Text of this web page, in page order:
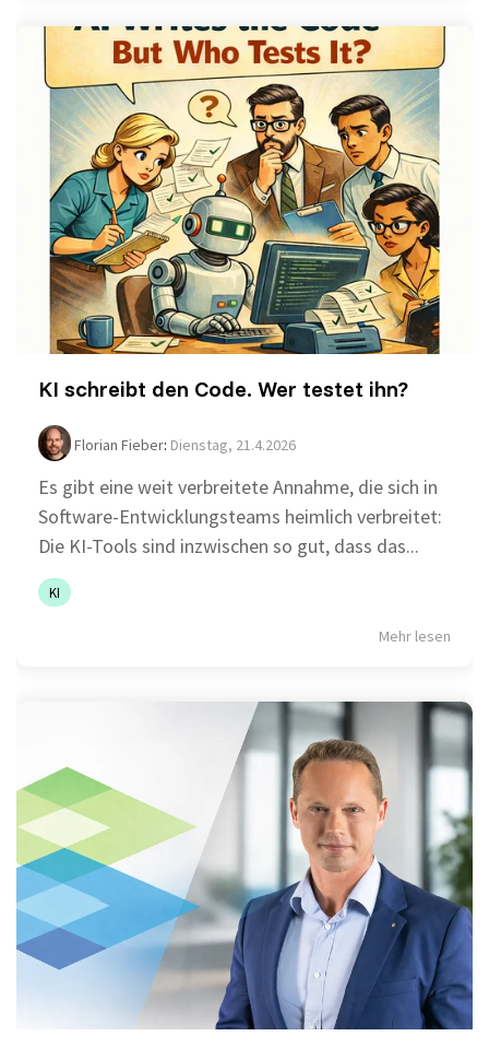
KI schreibt den Code. Wer testet ihn?
Florian Fieber: Dienstag, 21.4.2026
Es gibt eine weit verbreitete Annahme, die sich in
Software-Entwicklungsteams heimlich verbreitet:
Die KI-Tools sind inzwischen so gut, dass das...
KI
Mehr lesen